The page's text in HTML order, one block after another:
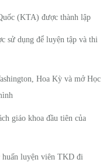
(KTA) được thành lập
sử dụng để luyện tập và thi
Hoa Kỳ và mở Học
giáo khoa đầu tiên của
huấn luyện viên TKD đi